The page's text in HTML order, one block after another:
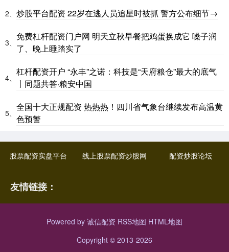
2、 炒股平台配资 22岁在逃人员追星时被抓 警方公布细节→
3、
免费杠杆配资门户网 明天立秋早餐把鸡蛋换成它 嗓子润
了、晚上睡踏实了
4、
杠杆配资开户 “永丰”之诺：科技是“天府粮仓”最大的底气
丨同题共答·粮安中国
5、
全国十大正规配资 热热热！四川省气象台继续发布高温黄
色预警
股票配资实盘平台 线上股票配资炒股网 配资炒股论坛
友情链接：
Powered by 诚信配资 RSS地图 HTML地图
Copyright © 2013-2026